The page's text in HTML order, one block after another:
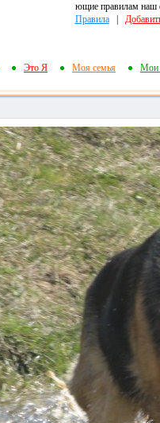
ющие правилам наш
Правила|
Это Я Моя семья Мои